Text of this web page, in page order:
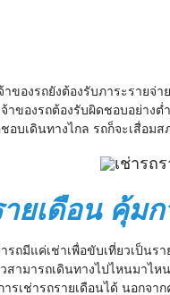
ของรถยังต้องรับภาระราย
าของรถต้องรับผิดชอบอย่า
บเดินทางไกล รถก็จะเสื่อม
ยเดือน คุ้ม
ถมีแค่เช่าเพื่อขับเที่ยวเป็นร
ามารถเดินทางไปไหนมาไห
รเช่ารถรายเดือนได้ นอกจ